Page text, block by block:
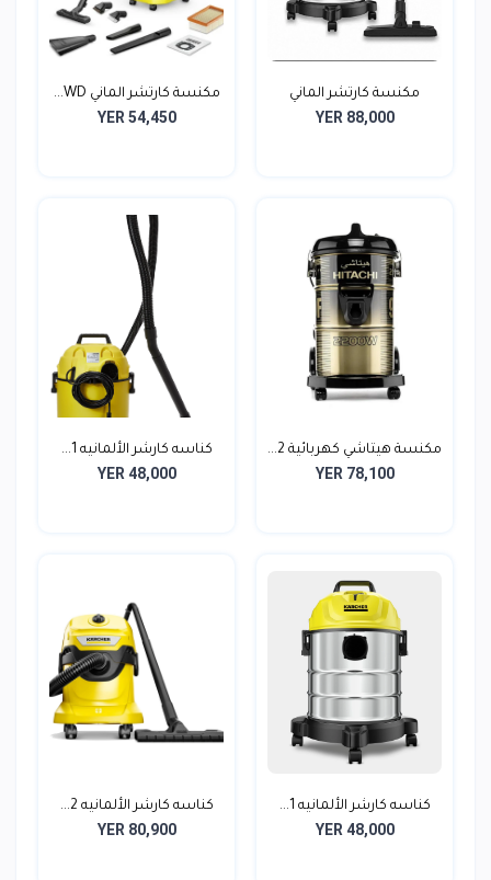
مكنسة كارتشر الماني
YER 88,000
مكنسة كارتشر الماني WD...
YER 54,450
مكنسة هيتاشي كهربائية 2...
YER 78,100
كناسه كارشر الألمانيه 1...
YER 48,000
كناسه كارشر الألمانيه 1...
YER 48,000
كناسه كارشر الألمانيه 2...
YER 80,900